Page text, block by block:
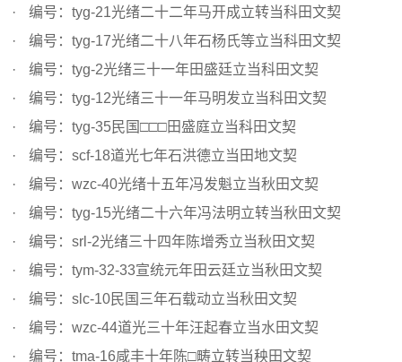
编号：tyg-21光绪二十二年马开成立转当科田文契
编号：tyg-17光绪二十八年石杨氏等立当科田文契
编号：tyg-2光绪三十一年田盛廷立当科田文契
编号：tyg-12光绪三十一年马明发立当科田文契
编号：tyg-35民国□□□田盛庭立当科田文契
编号：scf-18道光七年石洪德立当田地文契
编号：wzc-40光绪十五年冯发魁立当秋田文契
编号：tyg-15光绪二十六年冯法明立转当秋田文契
编号：srl-2光绪三十四年陈增秀立当秋田文契
编号：tym-32-33宣统元年田云廷立当秋田文契
编号：slc-10民国三年石载动立当秋田文契
编号：wzc-44道光三十年汪起春立当水田文契
编号：tma-16咸丰十年陈□畴立转当秧田文契